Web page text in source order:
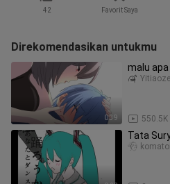
42 Favorit Saya
Direkomendasikan untukmu
0:39
malu apa
550.5K
Tata